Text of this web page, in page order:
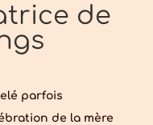
de
parfois
de la mère